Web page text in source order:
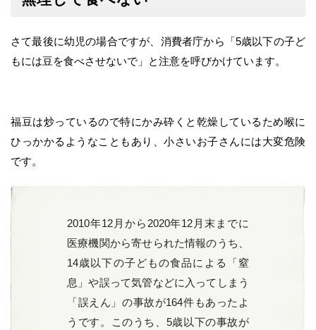
さて最後に幼児の場合ですが、消費者庁から「5歳以下の子ど
もには豆を食べさせないで」と注意を呼びかけています。
福豆は炒っているので特にかみ砕くと乾燥しているため喉に
ひっかかるようなこともあり、小さいお子さんには大変危険
です。
2010年12月から2020年12月末までに
医療機関から寄せられた情報のうち、
14歳以下の子どもの食品による「窒
息」や誤って気管などに入ってしまう
「誤えん」の事故が164件もあったよ
うです。このうち、5歳以下の事故が